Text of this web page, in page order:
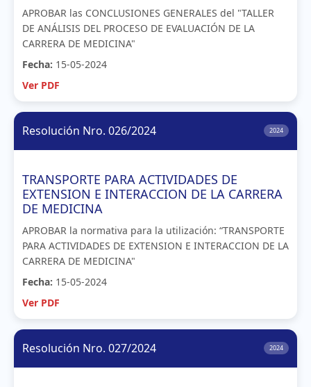
APROBAR las CONCLUSIONES GENERALES del "TALLER
DE ANÁLISIS DEL PROCESO DE EVALUACIÓN DE LA
CARRERA DE MEDICINA"
Fecha: 15-05-2024
Ver PDF
Resolución Nro. 026/2024 2024
TRANSPORTE PARA ACTIVIDADES DE
EXTENSION E INTERACCION DE LA CARRERA
DE MEDICINA
APROBAR la normativa para la utilización: “TRANSPORTE
PARA ACTIVIDADES DE EXTENSION E INTERACCION DE LA
CARRERA DE MEDICINA"
Fecha: 15-05-2024
Ver PDF
Resolución Nro. 027/2024 2024